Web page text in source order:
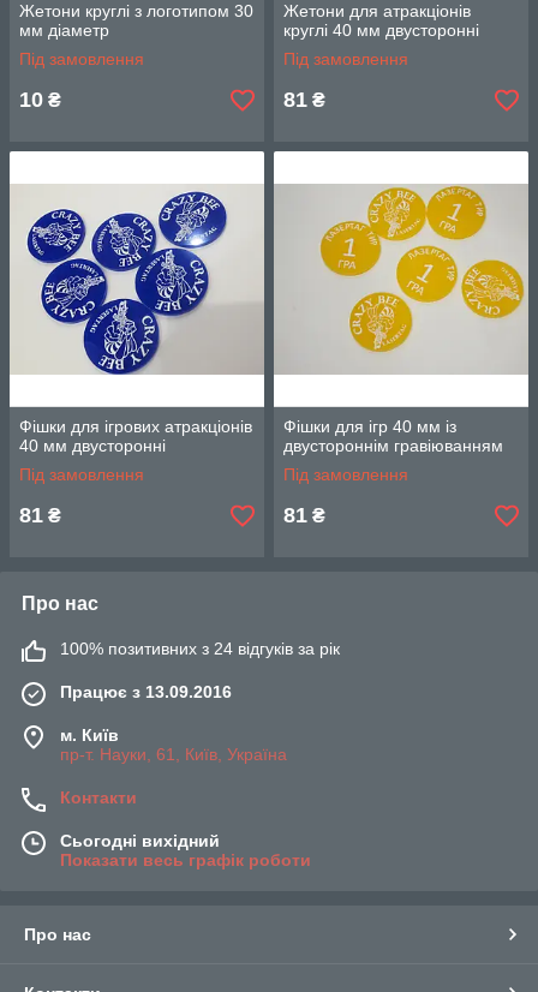
Жетони круглі з логотипом 30
мм діаметр
Під замовлення
10 ₴
Жетони для атракціонів
круглі 40 мм двусторонні
Під замовлення
81 ₴
Фішки для ігрових атракціонів
40 мм двусторонні
Під замовлення
81 ₴
Фішки для ігр 40 мм із
двустороннім гравіюванням
Під замовлення
81 ₴
Про нас
100% позитивних з 24 відгуків за рік
Працює з 13.09.2016
м. Київ
пр-т. Науки, 61, Київ, Україна
Контакти
Сьогодні вихідний
Показати весь графік роботи
Про нас